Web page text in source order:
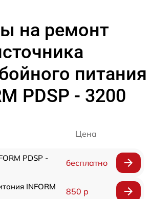
на ремонт
питания
PDSP - 3200
Цена
PDSP -
бесплатно
INFORM
850 р